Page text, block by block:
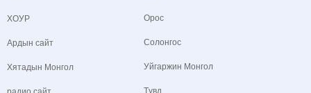
ХОУР
Ардын сайт
Хятадын Монгол
Орос
Солонгос
Уйгаржин Монгол
Түвд